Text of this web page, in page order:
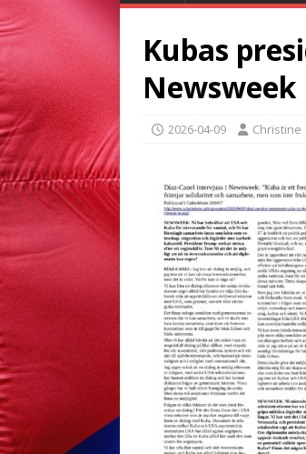
Kubas
Newsweek
2026-04-09 Christine